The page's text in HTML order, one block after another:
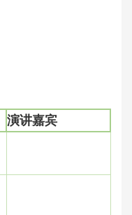
演讲嘉宾